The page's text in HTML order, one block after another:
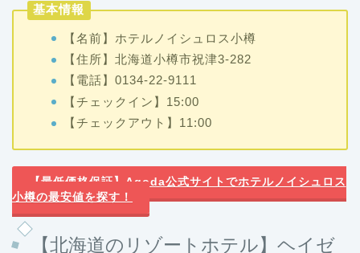
基本情報
【名前】ホテルノイシュロス小樽
【住所】北海道小樽市祝津3-282
【電話】0134-22-9111
【チェックイン】15:00
【チェックアウト】11:00
【最低価格保証】Agoda公式サイトでホテルノイシュロス
小樽の最安値を探す！
【北海道のリゾートホテル】ヘイゼ